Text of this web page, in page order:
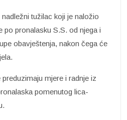
tužilac koji je naložio
po pronalasku S.S. od njega i
obavještenja, nakon čega će
mjere i radnje iz
pomenutog lica-